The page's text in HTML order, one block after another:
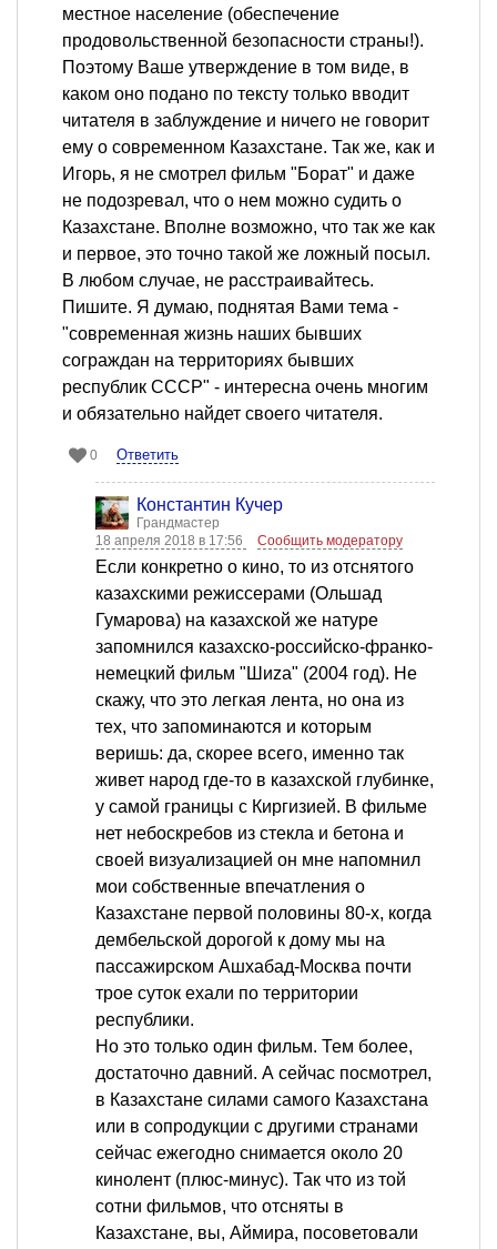
местное население (обеспечение
продовольственной безопасности страны!).
Поэтому Ваше утверждение в том виде, в
каком оно подано по тексту только вводит
читателя в заблуждение и ничего не говорит
ему о современном Казахстане. Так же, как и
Игорь, я не смотрел фильм "Борат" и даже
не подозревал, что о нем можно судить о
Казахстане. Вполне возможно, что так же как
и первое, это точно такой же ложный посыл.
В любом случае, не расстраивайтесь.
Пишите. Я думаю, поднятая Вами тема -
"современная жизнь наших бывших
сограждан на территориях бывших
республик СССР" - интересна очень многим
и обязательно найдет своего читателя.
0 Ответить
Константин Кучер
Грандмастер
18 апреля 2018 в 17:56
Сообщить модератору
Если конкретно о кино, то из отснятого
казахскими режиссерами (Ольшад
Гумарова) на казахской же натуре
запомнился казахско-российско-франко-
немецкий фильм "Шиzа" (2004 год). Не
скажу, что это легкая лента, но она из
тех, что запоминаются и которым
веришь: да, скорее всего, именно так
живет народ где-то в казахской глубинке,
у самой границы с Киргизией. В фильме
нет небоскребов из стекла и бетона и
своей визуализацией он мне напомнил
мои собственные впечатления о
Казахстане первой половины 80-х, когда
дембельской дорогой к дому мы на
пассажирском Ашхабад-Москва почти
трое суток ехали по территории
республики.
Но это только один фильм. Тем более,
достаточно давний. А сейчас посмотрел,
в Казахстане силами самого Казахстана
или в сопродукции с другими странами
сейчас ежегодно снимается около 20
кинолент (плюс-минус). Так что из той
сотни фильмов, что отсняты в
Казахстане, вы, Аймира, посоветовали